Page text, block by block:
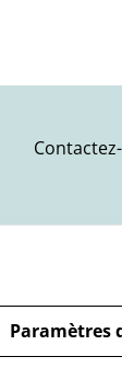
Paramètres